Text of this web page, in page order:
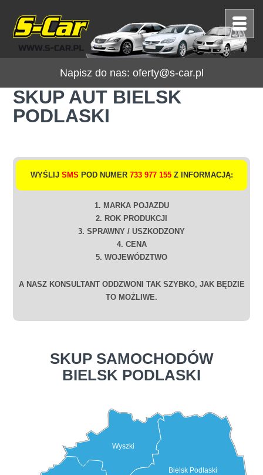
Napisz do nas: oferty@s-car.pl
SKUP AUT BIELSK
PODLASKI
WYŚLIJ SMS POD NUMER 733 977 155Z INFORMACJĄ:
1. MARKA POJAZDU
2. ROK PRODUKCJI
3. SPRAWNY / USZKODZONY
4. CENA
5. WOJEWÓDZTWO
A NASZ KONSULTANT ODDZWONI TAK SZYBKO, JAK BĘDZIE
TO MOŻLIWE.
SKUP SAMOCHODÓW
BIELSK PODLASKI
Wyszki
Bielsk Podlaski